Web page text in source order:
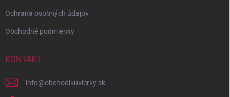
Ochrana osobných údajov
Obchodné podmienky
KONTAKT
info@obchodikuvierky.sk